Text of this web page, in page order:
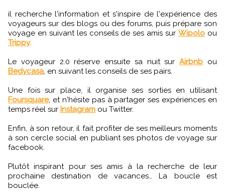
il recherche l'information et s'inspire de l'expérience des
voyageurs sur des blogs ou des forums, puis prépare son
voyage en suivant les conseils de ses amis surWipolo ou
Trippy.
Le voyageur 2.0 réserve ensuite sa nuit surAirbnb ou
Bedycasa, en suivant les conseils de ses pairs.
Une fois sur place, il organise ses sorties en utilisant
Foursquare, et n'hésite pas à partager ses expériences en
temps réel sur Instagram ou Twitter.
Enfin, à son retour, il fait profiter de ses meilleurs moments
à son cercle social en publiant ses photos de voyage sur
facebook.
Plutôt inspirant pour ses amis à la recherche de leur
prochaine destination de vacances… La boucle est
bouclée.